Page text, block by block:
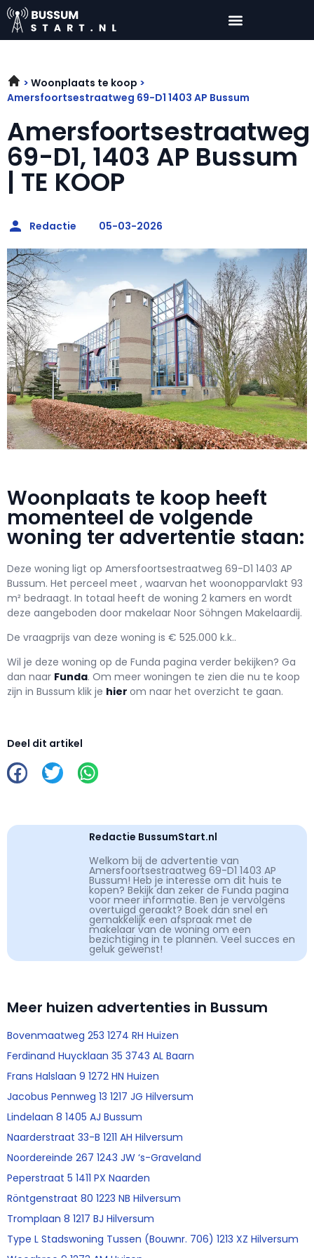
Woonplaats te koop
Amersfoortsestraatweg 69-D1 1403 AP Bussum
Amersfoortsestraatweg
69-D1, 1403 AP Bussum
| TE KOOP
Redactie 05-03-2026
Woonplaats te koop heeft
momenteel de volgende
woning ter advertentie staan:
Deze woning ligt op Amersfoortsestraatweg 69-D1 1403 AP
Bussum. Het perceel meet , waarvan het woonopparvlakt 93
m² bedraagt. In totaal heeft de woning 2 kamers en wordt
deze aangeboden door makelaar Noor Söhngen Makelaardij.
De vraagprijs van deze woning is € 525.000 k.k..
Wil je deze woning op de Funda pagina verder bekijken? Ga
dan naar Funda. Om meer woningen te zien die nu te koop
zijn in Bussum klik je hier om naar het overzicht te gaan.
Deel dit artikel
Redactie BussumStart.nl
Welkom bij de advertentie van
Amersfoortsestraatweg 69-D1 1403 AP
Bussum! Heb je interesse om dit huis te
kopen? Bekijk dan zeker de Funda pagina
voor meer informatie. Ben je vervolgens
overtuigd geraakt? Boek dan snel en
gemakkelijk een afspraak met de
makelaar van de woning om een
bezichtiging in te plannen. Veel succes en
geluk gewenst!
Meer huizen advertenties in Bussum
Bovenmaatweg 253 1274 RH Huizen
Ferdinand Huycklaan 35 3743 AL Baarn
Frans Halslaan 9 1272 HN Huizen
Jacobus Pennweg 13 1217 JG Hilversum
Lindelaan 8 1405 AJ Bussum
Naarderstraat 33-B 1211 AH Hilversum
Noordereinde 267 1243 JW ‘s-Graveland
Peperstraat 5 1411 PX Naarden
Röntgenstraat 80 1223 NB Hilversum
Tromplaan 8 1217 BJ Hilversum
Type L Stadswoning Tussen (Bouwnr. 706) 1213 XZ Hilversum